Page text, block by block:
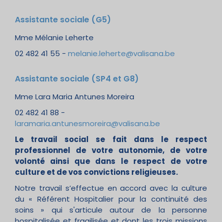
Assistante sociale (G5)
Mme Mélanie Leherte
02 482 41 55 - melanie.leherte@valisana.be
Assistante sociale (SP4 et G8)
Mme Lara Maria Antunes Moreira
02 482 41 88 -
laramaria.antunesmoreira@valisana.be
Le travail social se fait dans le respect
professionnel de votre autonomie, de votre
volonté ainsi que dans le respect de votre
culture et de vos convictions religieuses.
Notre travail s’effectue en accord avec la culture
du « Référent Hospitalier pour la continuité des
soins » qui s'articule autour de la personne